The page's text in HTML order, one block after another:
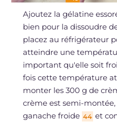
Ajoutez la gélatine
bien pour la dissoudre
placez au réfrigérateur
atteindre une
important qu'elle soit
fois cette température
monter les 300 g de
crème est semi-montée,
ganache froide 44 et